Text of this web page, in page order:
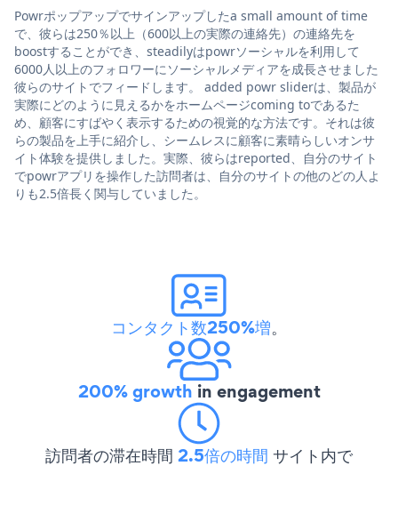
Powrポップアップでサインアップしたa small amount of time
で、彼らは250％以上（600以上の実際の連絡先）の連絡先を
boostすることができ、steadilyはpowrソーシャルを利用して
6000人以上のフォロワーにソーシャルメディアを成長させました
彼らのサイトでフィードします。 added powr sliderは、製品が
実際にどのように見えるかをホームページcoming toであるた
め、顧客にすばやく表示するための視覚的な方法です。それは彼
らの製品を上手に紹介し、シームレスに顧客に素晴らしいオンサ
イト体験を提供しました。実際、彼らはreported、自分のサイト
でpowrアプリを操作した訪問者は、自分のサイトの他のどの人よ
りも2.5倍長く関与していました。
コンタクト数250%増。
200% growth in engagement
訪問者の滞在時間 2.5倍の時間 サイト内で